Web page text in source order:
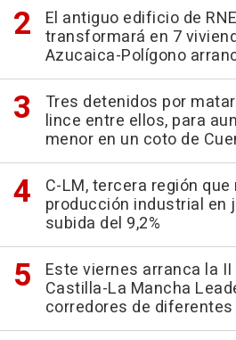
El antiguo edificio de
transformará en 7
Azucaica-Polígono
Tres detenidos por
lince entre ellos, para
menor en un coto de
C-LM, tercera región
producción industrial en
subida del 9,2%
Este viernes arranca la
Castilla-La Mancha
corredores de